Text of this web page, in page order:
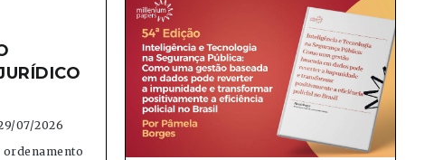
07/2026
ordenamento